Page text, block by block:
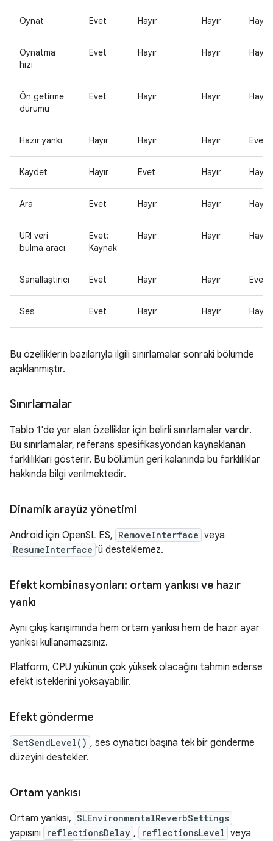
Oynat Evet Hayır Hayır Hayır
Oynatma
hızı
Evet Hayır Hayır Hayır
Ön getirme
durumu
Evet Hayır Hayır Hayır
Hazır yankı Hayır Hayır Hayır Evet
Kaydet Hayır Evet Hayır Hayır
Ara Evet Hayır Hayır Hayır
URI veri
bulma aracı
Evet:
Kaynak
Hayır Hayır Hayır
Sanallaştırıcı Evet Hayır Hayır Evet
Ses Evet Hayır Hayır Hayır
Bu özelliklerin bazılarıyla ilgili sınırlamalar sonraki bölümde
açıklanmıştır.
Sınırlamalar
Tablo 1'de yer alan özellikler için belirli sınırlamalar vardır.
Bu sınırlamalar, referans spesifikasyondan kaynaklanan
farklılıkları gösterir. Bu bölümün geri kalanında bu farklılıklar
hakkında bilgi verilmektedir.
Dinamik arayüz yönetimi
Android için OpenSL ES, RemoveInterface veya
ResumeInterface 'ü desteklemez.
Efekt kombinasyonları: ortam yankısı ve hazır
yankı
Aynı çıkış karışımında hem ortam yankısı hem de hazır ayar
yankısı kullanamazsınız.
Platform, CPU yükünün çok yüksek olacağını tahmin ederse
efekt isteklerini yoksayabilir.
Efekt gönderme
SetSendLevel() , ses oynatıcı başına tek bir gönderme
düzeyini destekler.
Ortam yankısı
Ortam yankısı, SLEnvironmentalReverbSettings
yapısını reflectionsDelay , reflectionsLevel veya